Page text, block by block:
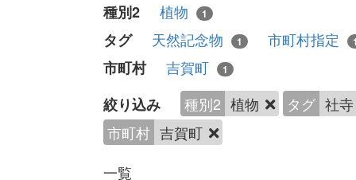
種別2 植物 1
タグ 天然記念物 1 市町村指定
市町村 吉賀町 1
絞り込み 種別2 植物 タグ 社
市町村 吉賀町
一覧